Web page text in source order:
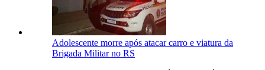
Adolescente morre após atacar carro e viatura da
Brigada Militar no RS